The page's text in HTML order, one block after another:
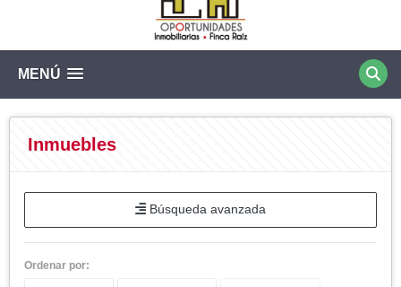
MENÚ
Inmuebles
Búsqueda avanzada
Ordenar por: